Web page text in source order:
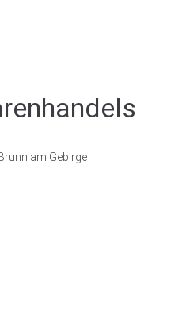
am Gebirge